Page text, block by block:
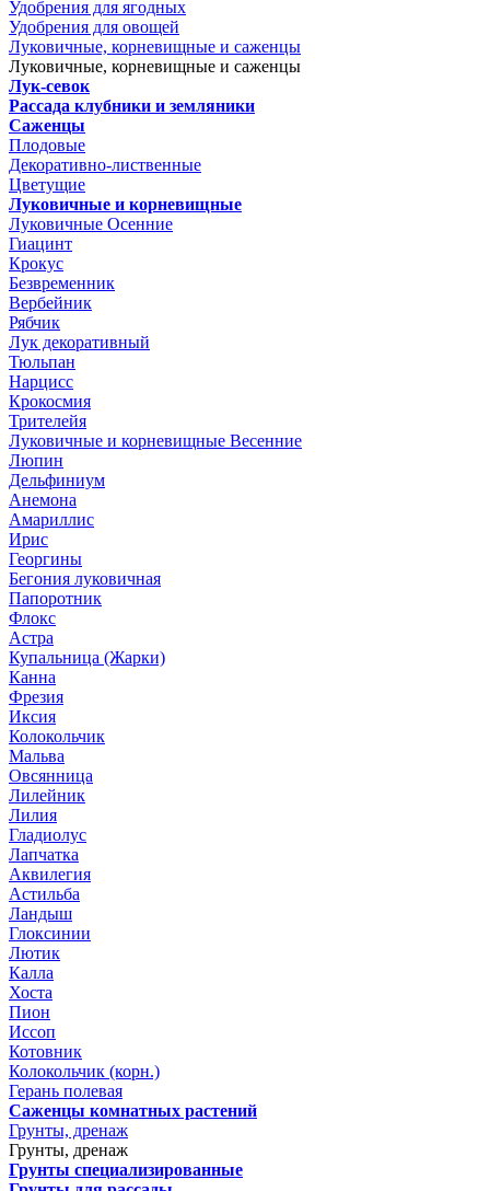
Удобрения для ягодных
Удобрения для овощей
Луковичные, корневищные и саженцы
Луковичные, корневищные и саженцы
Лук-севок
Рассада клубники и земляники
Саженцы
Плодовые
Декоративно-лиственные
Цветущие
Луковичные и корневищные
Луковичные Осенние
Гиацинт
Крокус
Безвременник
Вербейник
Рябчик
Лук декоративный
Тюльпан
Нарцисс
Крокосмия
Трителейя
Луковичные и корневищные Весенние
Люпин
Дельфиниум
Анемона
Амариллис
Ирис
Георгины
Бегония луковичная
Папоротник
Флокс
Астра
Купальница (Жарки)
Канна
Фрезия
Иксия
Колокольчик
Мальва
Овсянница
Лилейник
Лилия
Гладиолус
Лапчатка
Аквилегия
Астильба
Ландыш
Глоксинии
Лютик
Калла
Хоста
Пион
Иссоп
Котовник
Колокольчик (корн.)
Герань полевая
Саженцы комнатных растений
Грунты, дренаж
Грунты, дренаж
Грунты специализированные